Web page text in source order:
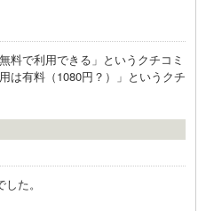
料で利用できる」というクチコミ
は有料（1080円？）」というクチ
た。